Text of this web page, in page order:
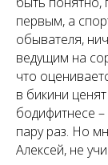
первым, а
обывателя,
ведущим на
что
в бикини
бодифитнесе
пару раз. Но
Алексей, не